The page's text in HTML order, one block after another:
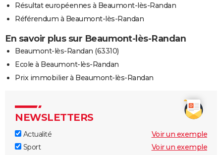
Résultat européennes à Beaumont-lès-Randan
Référendum à Beaumont-lès-Randan
En savoir plus sur Beaumont-lès-Randan
Beaumont-lès-Randan (63310)
Ecole à Beaumont-lès-Randan
Prix immobilier à Beaumont-lès-Randan
NEWSLETTERS
Actualité
Voir un exemple
Sport
Voir un exemple